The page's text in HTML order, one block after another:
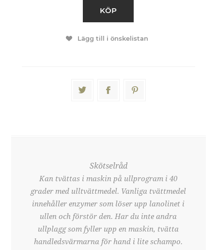
KÖP
Lägg till i önskelistan
Skötselråd
Kan tvättas i maskin på ullprogram i 40
grader med ulltvättmedel. Vanliga tvättmedel
innehåller enzymer som löser upp lanolinet i
ullen och förstör den. Har du inte andra
ullplagg som fyller upp en maskin, tvätta
handledsvärmarna för hand i lite schampo.